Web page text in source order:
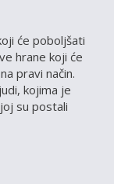
će poboljšati
hrane koji će
pravi način.
kojima je
su postali